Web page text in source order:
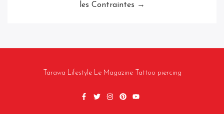
les Contraintes →
Tarawa Lifestyle Le Magazine Tattoo piercing